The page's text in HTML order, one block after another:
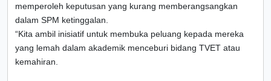
memperoleh keputusan yang kurang memberangsangkan
dalam SPM ketinggalan.
“Kita ambil inisiatif untuk membuka peluang kepada mereka
yang lemah dalam akademik menceburi bidang TVET atau
kemahiran.